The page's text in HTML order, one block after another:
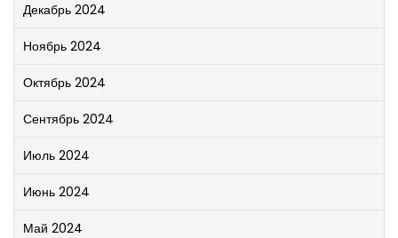
Декабрь 2024
Ноябрь 2024
Октябрь 2024
Сентябрь 2024
Июль 2024
Июнь 2024
Май 2024